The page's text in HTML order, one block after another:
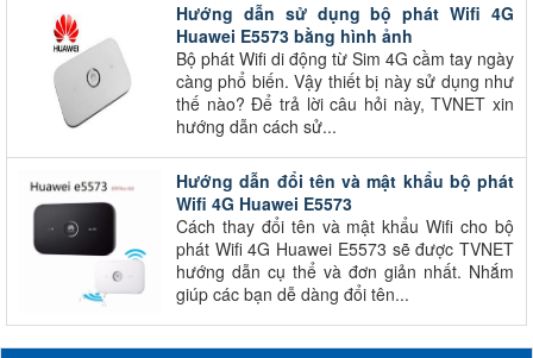
Hướng dẫn sử dụng bộ phát Wifi 4G
Huawei E5573 bằng hình ảnh
Bộ phát Wifi di động từ Sim 4G cầm tay ngày
càng phổ biến. Vậy thiết bị này sử dụng như
thế nào? Để trả lời câu hỏi này, TVNET xin
hướng dẫn cách sử...
Hướng dẫn đổi tên và mật khẩu bộ phát
Wifi 4G Huawei E5573
Cách thay đổi tên và mật khẩu Wifi cho bộ
phát Wifi 4G Huawei E5573 sẽ được TVNET
hướng dẫn cụ thể và đơn giản nhất. Nhắm
giúp các bạn dễ dàng đổi tên...